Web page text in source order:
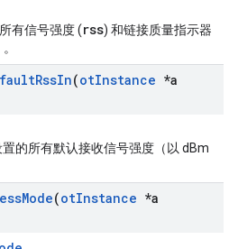
有信号强度 (rss) 和链接质量指示器
RssIn(otInstance *a
的所有默认接收信号强度（以 dBm
Mode(otInstance *a